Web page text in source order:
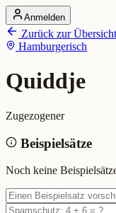
Startseite
Alle Dialekte
Dialekte
Dialekt-Karte
Ranking
Quiddje
Bedeutung:
Anmelden
Zurück zur Übersicht
Hamburgerisch
Quiddje
Zugezogener
Beispielsätze
Noch keine